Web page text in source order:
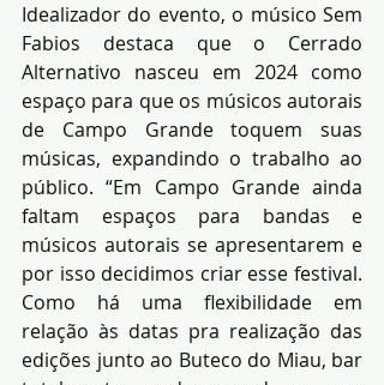
Idealizador do evento, o músico Sem
Fabios destaca que o Cerrado
Alternativo nasceu em 2024 como
espaço para que os músicos autorais
de Campo Grande toquem suas
músicas, expandindo o trabalho ao
público. “Em Campo Grande ainda
faltam espaços para bandas e
músicos autorais se apresentarem e
por isso decidimos criar esse festival.
Como há uma flexibilidade em
relação às datas pra realização das
edições junto ao Buteco do Miau, bar